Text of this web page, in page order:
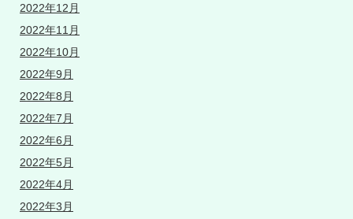
2022年12月
2022年11月
2022年10月
2022年9月
2022年8月
2022年7月
2022年6月
2022年5月
2022年4月
2022年3月